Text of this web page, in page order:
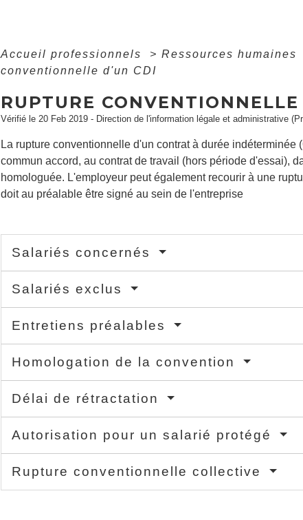
Accueil professionnels > Ressources humaines
conventionnelle d'un CDI
RUPTURE
Vérifié le 20 Feb 2019 - Direction de l'information légale et administrative
La rupture conventionnelle d'un contrat à durée
commun accord, au contrat de travail (hors période d'essai),
homologuée. L'employeur peut également recourir à une
doit au préalable être signé au sein de l'entreprise
Salariés concernés
Salariés exclus
Entretiens préalables
Homologation de la convention
Délai de rétractation
Autorisation pour un salarié protégé
Rupture conventionnelle collective